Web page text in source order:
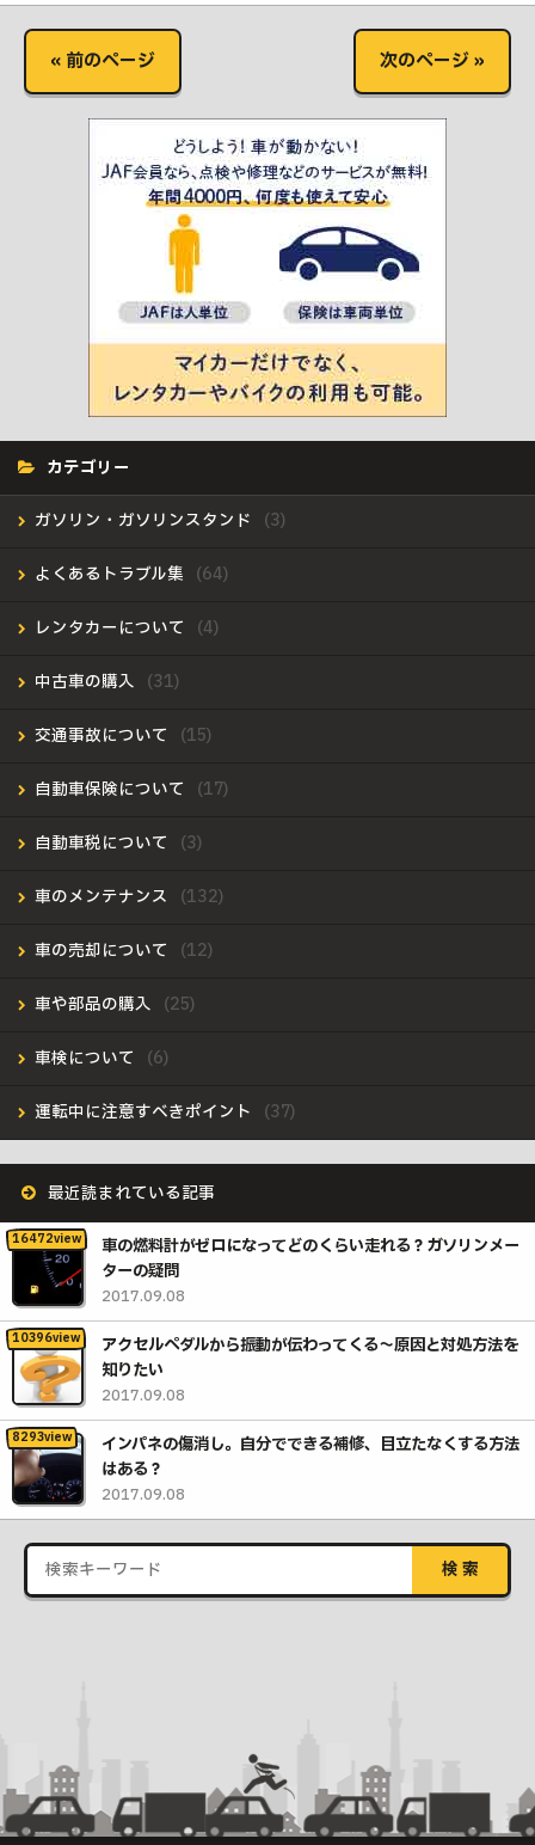
« 前のページ 次のページ »
カテゴリー
ガソリン・ガソリンスタンド
よくあるトラブル集
レンタカーについて
中古車の購入
交通事故について
自動車保険について
自動車税について
車のメンテナンス
車の売却について
車や部品の購入
車検について
運転中に注意すべきポイント
最近読まれている記事
車の燃料計がゼロになってどのくらい走れる？ガソリンメー
ターの疑問
2017.09.08
アクセルペダルから振動が伝わってくる〜原因と対処方法を
知りたい
2017.09.08
インパネの傷消し。自分でできる補修、目立たなくする方法
はある？
2017.09.08